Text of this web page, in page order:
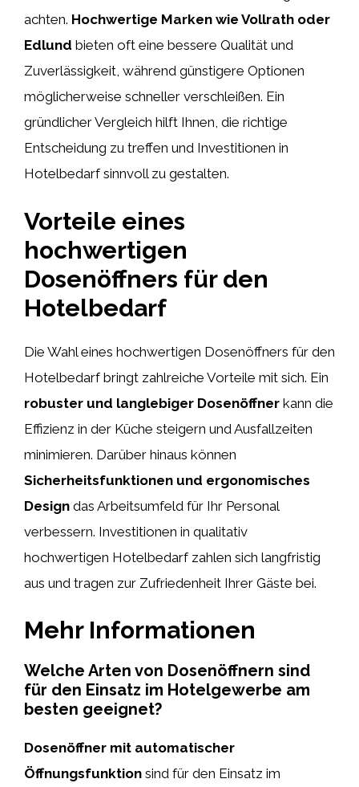
achten. Hochwertige Marken wie Vollrath oder
Edlund bieten oft eine bessere Qualität und
Zuverlässigkeit, während günstigere Optionen
möglicherweise schneller verschleißen. Ein
gründlicher Vergleich hilft Ihnen, die richtige
Entscheidung zu treffen und Investitionen in
Hotelbedarf sinnvoll zu gestalten.
Vorteile eines
hochwertigen
Dosenöffners für den
Hotelbedarf
Die Wahl eines hochwertigen Dosenöffners für den
Hotelbedarf bringt zahlreiche Vorteile mit sich. Ein
robuster und langlebiger Dosenöffner kann die
Effizienz in der Küche steigern und Ausfallzeiten
minimieren. Darüber hinaus können
Sicherheitsfunktionen und ergonomisches
Design das Arbeitsumfeld für Ihr Personal
verbessern. Investitionen in qualitativ
hochwertigen Hotelbedarf zahlen sich langfristig
aus und tragen zur Zufriedenheit Ihrer Gäste bei.
Mehr Informationen
Welche Arten von Dosenöffnern sind
für den Einsatz im Hotelgewerbe am
besten geeignet?
Dosenöffner mit automatischer
Öffnungsfunktion sind für den Einsatz im